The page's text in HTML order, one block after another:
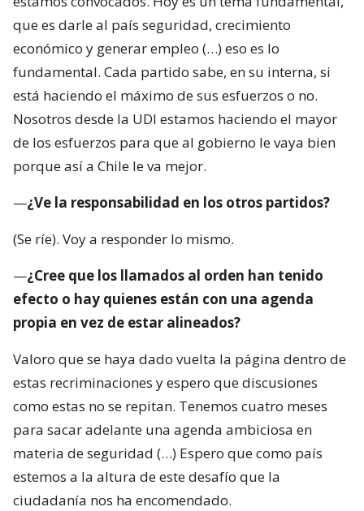
que es darle al país seguridad, crecimiento
económico y generar empleo (…) eso es lo
fundamental. Cada partido sabe, en su interna, si
está haciendo el máximo de sus esfuerzos o no.
Nosotros desde la UDI estamos haciendo el mayor
de los esfuerzos para que al gobierno le vaya bien
porque así a Chile le va mejor.
—¿Ve la responsabilidad en los otros partidos?
(Se ríe). Voy a responder lo mismo.
—¿Cree que los llamados al orden han tenido
efecto o hay quienes están con una agenda
propia en vez de estar alineados?
Valoro que se haya dado vuelta la página dentro de
estas recriminaciones y espero que discusiones
como estas no se repitan. Tenemos cuatro meses
para sacar adelante una agenda ambiciosa en
materia de seguridad (…) Espero que como país
estemos a la altura de este desafío que la
ciudadanía nos ha encomendado.